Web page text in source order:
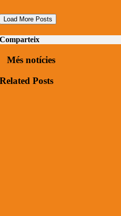
Load More Posts
Comparteix
Més notícies
Related Posts